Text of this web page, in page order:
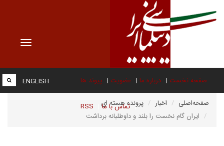
Toggle
صفحه نخست درباره ما عضویت پیوند ها
تماس با ما RSS
ENGLISH
صفحه‌اصلی اخبار
پرونده هسته ای
ایران گام نخست را بلند و داوطلبانه برداشت